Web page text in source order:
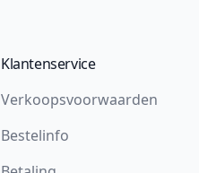
Klantenservice
Verkoopsvoorwaarden
Bestelinfo